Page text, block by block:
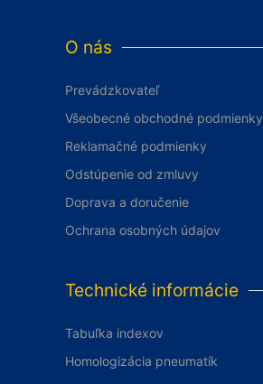
O nás
Prevádzkovateľ
Všeobecné obchodné podmienky
Reklamačné podmienky
Odstúpenie od zmluvy
Doprava a doručenie
Ochrana osobných údajov
Technické informácie
Tabuľka indexov
Homologizácia pneumatík